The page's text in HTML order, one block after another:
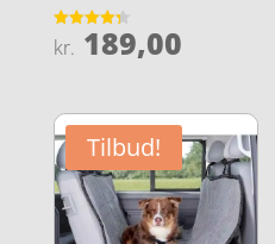
Vurderet
4.3
kr. 189,00
Tilbud!